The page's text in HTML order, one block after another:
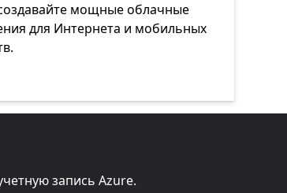
мощные облачные
для Интернета и мобильных
запись Azure.